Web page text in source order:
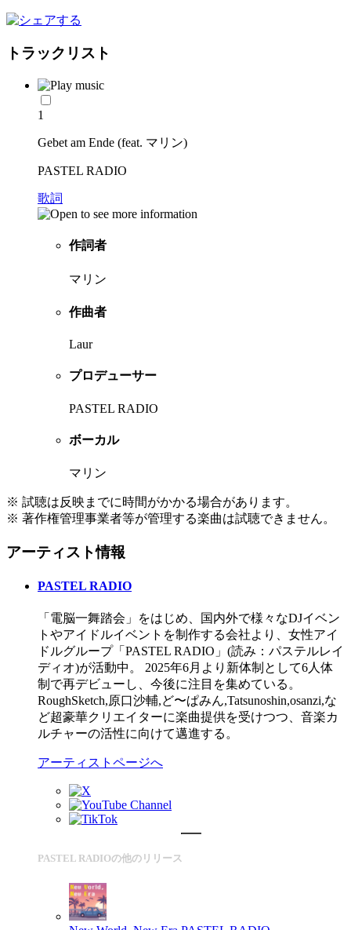
トラックリスト
1
Gebet am Ende (feat. マリン)
PASTEL RADIO
歌詞
作詞者
マリン
作曲者
Laur
プロデューサー
PASTEL RADIO
ボーカル
マリン
※ 試聴は反映までに時間がかかる場合があります。
※ 著作権管理事業者等が管理する楽曲は試聴できません。
アーティスト情報
PASTEL RADIO
「電脳一舞踏会」をはじめ、国内外で様々なDJイベン
トやアイドルイベントを制作する会社より、女性アイ
ドルグループ「PASTEL RADIO」(読み：パステルレイ
ディオ)が活動中。 2025年6月より新体制として6人体
制で再デビューし、今後に注目を集めている。
RoughSketch,原口沙輔,ど〜ぱみん,Tatsunoshin,osanzi,な
ど超豪華クリエイターに楽曲提供を受けつつ、音楽カ
ルチャーの活性に向けて邁進する。
アーティストページへ
PASTEL RADIOの他のリリース